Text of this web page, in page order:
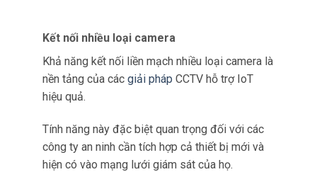
ninh điều chỉnh hệ thống giám sát của họ để
đáp ứng các yêu cầu hoạt động cụ thể.
Tính năng này đặc biệt có lợi trong việc giải
và môi trường khác nhau.
Tùy chọn cấu hình tùy chỉnh